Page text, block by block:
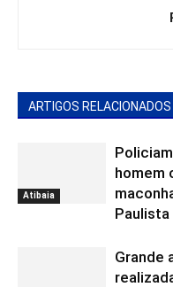
ARTIGOS RELACIONADOS
Atibaia
homem
Paulista
Grande